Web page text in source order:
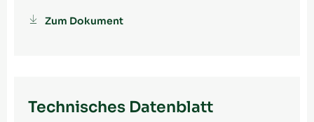
Zum Dokument
Technisches Datenblatt